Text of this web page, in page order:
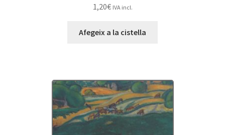
1,20€ IVA incl.
Afegeix a la cistella